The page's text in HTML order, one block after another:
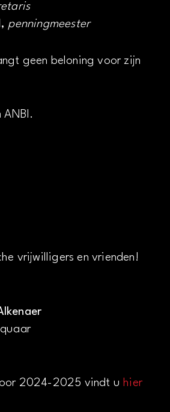
penningmeester
geen beloning voor zijn
ANBI.
vrijwilligers en vrienden!
2024-2025 vindt uhier